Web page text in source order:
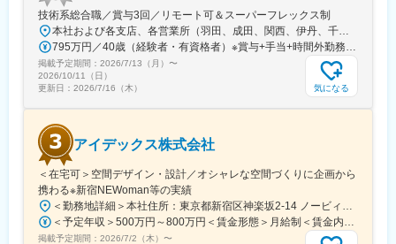
技術系総合職／賞与3回／リモート可＆スーパーフレックス制
本社および各支店、各営業所（羽田、成田、関西、伊丹、千歳、福岡）での勤務※初期配属は羽田もしくは成田となります※ほぼすべて空港内施設での勤務です※工事グループの施工管理は、各営業所も含め40名ほどです★U・Iターン歓迎！★希望勤務地を最大限考慮します★週2回、リモートも可能です！【本社】東京都大田区羽田空港3-5-1 日本航空M1ビル【千葉支店】千葉県成田市成田国際空港内 日本航空成田第1ハンガー2階【関西営業所（関西事務所）】大阪府泉南市泉州空港南1番地 JAL輸出貨物ビル2階【関西営業所（伊丹事務所）】大阪府豊中市蛍池西町3-555 大阪国際空港 北事務所棟1階【千歳営業所】北海道千歳市美々 新千歳空港国内線旅客ターミナルビル3階【福岡営業所】福岡県福岡市博多区空港前2丁目5番35号
795万円／40歳（経験者・有資格者）※賞与+手当+時間外勤務手当を含む 715万円／35歳（経験者・有資格者）※賞与+手当+時間外勤務手当を含む
掲載予定期間： 2026/7/13（月） 〜
2026/10/11（日）
更新日： 2026/7/16（木） 気になる
アイデックス株式会社
＜在宅可＞空間デザイン・設計／オシャレな空間づくりに企画から
携わる※新宿NEWoman等の実績
＜勤務地詳細＞本社住所：東京都新宿区神楽坂2-14 ノービィビル1F、4F受動喫煙対策：屋内全面禁煙変更の範囲：会社の定める事業所（リモートワーク含む）
＜予定年収＞500万円～800万円＜賃金形態＞月給制＜賃金内訳＞月額（基本給）：250,000円～500,000円＜月給＞250,000円～500,000円＜昇給有無＞有＜残業手当＞有＜給与補足＞※基本給は最低額です。あなたのご経験・スキルに応じて決定します。◆昇給年１回（業績による）◆賞与年2回（業績による）◆年収例（賞与含む）入社3年目／520万円（経験年数5年）入社5年目／610万円（経験年数7年）賃金はあくまでも目安の金額であり、選考を通じて上下する可能性があります。月給(月額)は固定手当を含めた表記です。
掲載予定期間： 2026/7/2（木） 〜